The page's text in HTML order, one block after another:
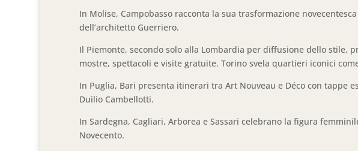
In Molise, Campobasso racconta la sua trasformazione
dell’architetto Guerriero.
Il Piemonte, secondo solo alla Lombardia per diffusione dello stile,
mostre, spettacoli e visite gratuite. Torino svela quartieri iconici
In Puglia, Bari presenta itinerari tra Art Nouveau e Déco con tappe
Duilio Cambellotti.
In Sardegna, Cagliari, Arborea e Sassari celebrano la figura
Novecento.